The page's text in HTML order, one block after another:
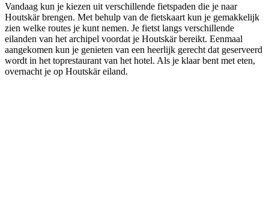
Vandaag kun je kiezen uit verschillende fietspaden die je naar
Houtskär brengen. Met behulp van de fietskaart kun je gemakkelijk
zien welke routes je kunt nemen. Je fietst langs verschillende
eilanden van het archipel voordat je Houtskär bereikt. Eenmaal
aangekomen kun je genieten van een heerlijk gerecht dat geserveerd
wordt in het toprestaurant van het hotel. Als je klaar bent met eten,
overnacht je op Houtskär eiland.